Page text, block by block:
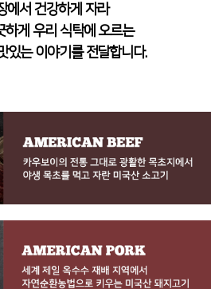
에서 건강하게 자라
하게 우리 식탁에 오르는
있는 이야기를 전달합니다.